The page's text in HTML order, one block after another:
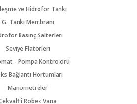
ve Hidrofor Tankı
G. Tankı Membranı
Basınç Şalterleri
Seviye Flatörleri
- Pompa Kontrolörü
Bağlantı Hortumları
Manometreler
Robex Vana